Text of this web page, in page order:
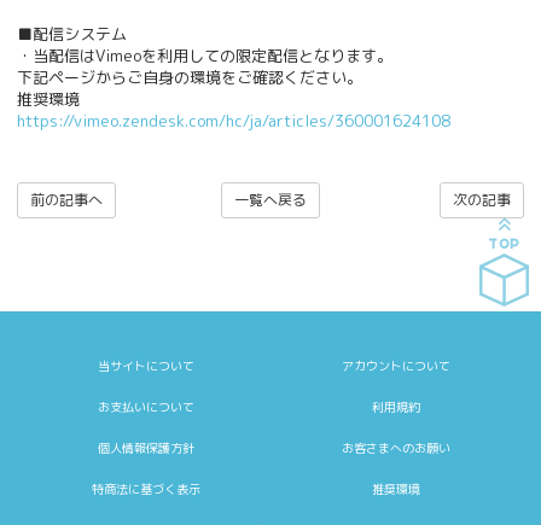
■配信システム
・当配信はVimeoを利用しての限定配信となります。
下記ページからご自身の環境をご確認ください。
推奨環境
https://vimeo.zendesk.com/hc/ja/articles/360001624108
次の記事
一覧へ戻る
前の記事へ
TOP
当サイトについて アカウントについて
お支払いについて 利用規約
個人情報保護方針 お客さまへのお願い
特商法に基づく表示 推奨環境